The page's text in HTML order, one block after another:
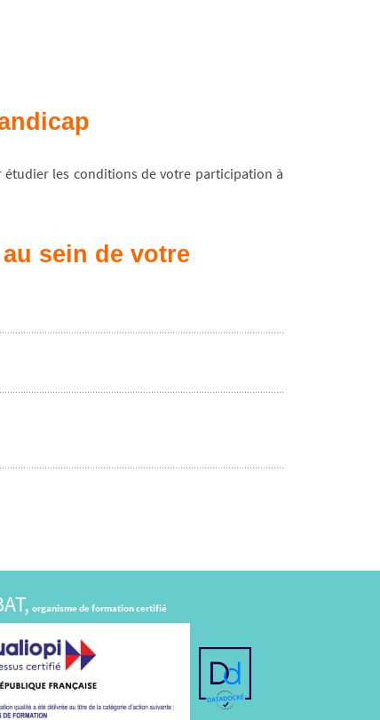
étudier les conditions de votre participation à
sein de votre
organisme de formation certifié